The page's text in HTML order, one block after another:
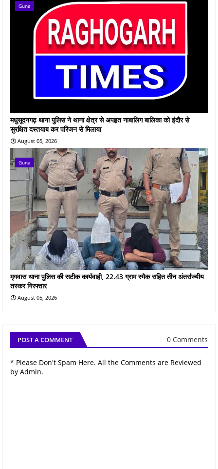
Guna
मधुसूदनगढ़ थाना पुलिस ने थाना क्षेत्र से अपहृत नाबालिग बालिका को इंदौर से
सुरक्षित दस्तयाब कर परिजन से मिलाया
August 05, 2026
Guna
मृगवास थाना पुलिस की सटीक कार्यवाही, 22.43 ग्राम स्मैक सहित तीन अंतर्राज्यीय
तस्कर गिरफ्तार
August 05, 2026
POST A COMMENT 0 Comments
* Please Don't Spam Here. All the Comments are Reviewed
by Admin.